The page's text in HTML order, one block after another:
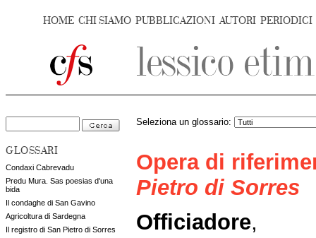
HOME CHI SIAMO PUBBLICAZIONI AUTORI PERIODICI
GLOSSARI
Condaxi Cabrevadu
Predu Mura. Sas poesias d'una
bida
Il condaghe di San Gavino
Agricoltura di Sardegna
Il registro di San Pietro di Sorres
Seleziona un glossario:
Opera di
Pietro di Sorres
Officiadore,